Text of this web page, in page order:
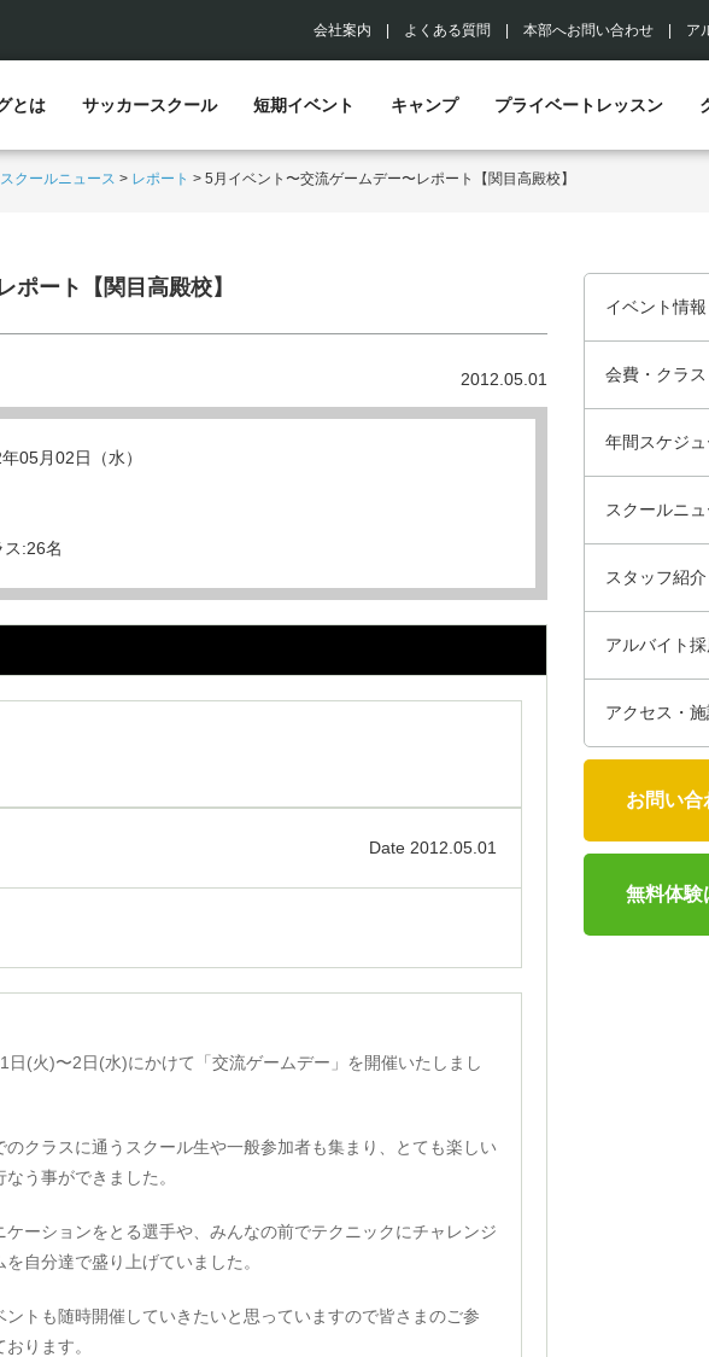
会社案内 よくある質問 本部へお問い合わせ ア
とは サッカースクール 短期イベント キャンプ プライベートレッスン
スクールニュース > レポート > 5月イベント〜交流ゲームデー〜レポート【関目高殿校】
ポート【関目高殿校】
2012.05.01
05月02日（水）
:26名
Date 2012.05.01
日(火)〜2日(水)にかけて「交流ゲームデー」を開催いたしまし
のクラスに通うスクール生や一般参加者も集まり、とても楽しい
う事ができました。
ケーションをとる選手や、みんなの前でテクニックにチャレンジ
自分達で盛り上げていました。
ントも随時開催していきたいと思っていますので皆さまのご参
ります。
イベント情報
会費・クラス
年間スケジ
スクールニュ
スタッフ紹介
アルバイト
アクセス・
お問い合
無料体験